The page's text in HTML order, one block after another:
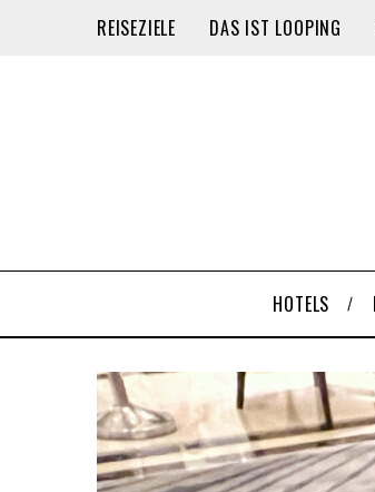
REISEZIELE DAS IST LOOPING
HOTELS